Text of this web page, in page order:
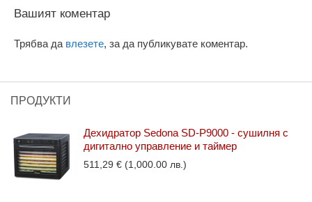
Вашият коментар
Трябва да влезете, за да публикувате коментар.
ПРОДУКТИ
Дехидратор Sedona SD-P9000 - сушилня с
дигитално управление и таймер
511,29 € (1,000.00 лв.)